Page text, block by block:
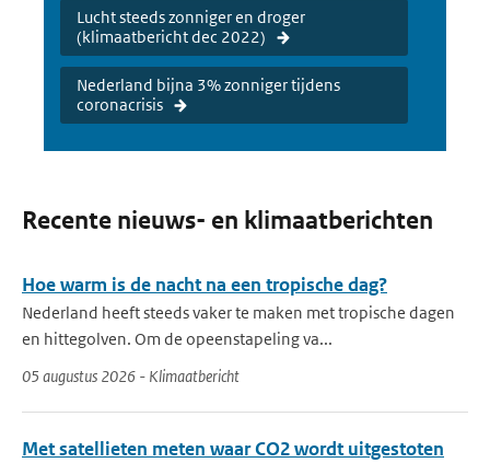
Lucht steeds zonniger en droger
(klimaatbericht dec 2022)
Nederland bijna 3% zonniger tijdens
coronacrisis
Recente nieuws- en klimaatberichten
Hoe warm is de nacht na een tropische dag?
Nederland heeft steeds vaker te maken met tropische dagen
en hittegolven. Om de opeenstapeling va...
05 augustus 2026 - Klimaatbericht
Met satellieten meten waar CO2 wordt uitgestoten